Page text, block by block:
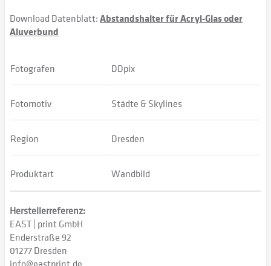
Download Datenblatt:Abstandshalter für Acryl-Glas oder
Aluverbund
Fotografen DDpix
Fotomotiv Städte & Skylines
Region Dresden
Produktart Wandbild
Herstellerreferenz:
EAST | print GmbH
Enderstraße 92
01277 Dresden